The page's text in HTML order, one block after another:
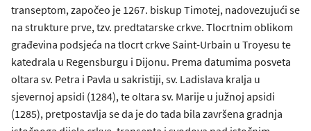
transeptom, započeo je 1267. biskup Timotej, nadovezujući se
na strukture prve, tzv. predtatarske crkve. Tlocrtnim oblikom
građevina podsjeća na tlocrt crkve Saint-Urbain u Troyesu te
katedrala u Regensburgu i Dijonu. Prema datumima posveta
oltara sv. Petra i Pavla u sakristiji, sv. Ladislava kralja u
sjevernoj apsidi (1284), te oltara sv. Marije u južnoj apsidi
(1285), pretpostavlja se da je do tada bila završena gradnja